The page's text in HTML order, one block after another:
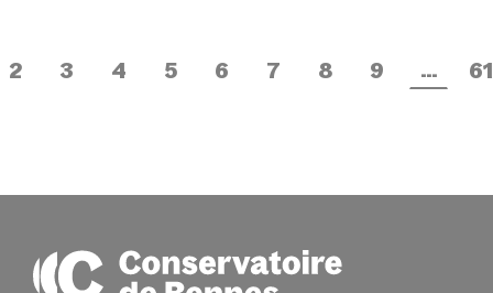
2 3 4 5 6 7 8 9 … 61